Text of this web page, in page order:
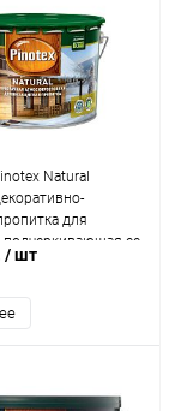
Natural
для
подчеркивающая ее
оттенок
/ шт